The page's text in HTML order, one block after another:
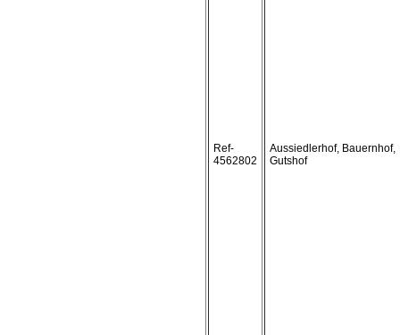
Ref-
4562802
Aussiedlerhof, Bauernhof,
Gutshof